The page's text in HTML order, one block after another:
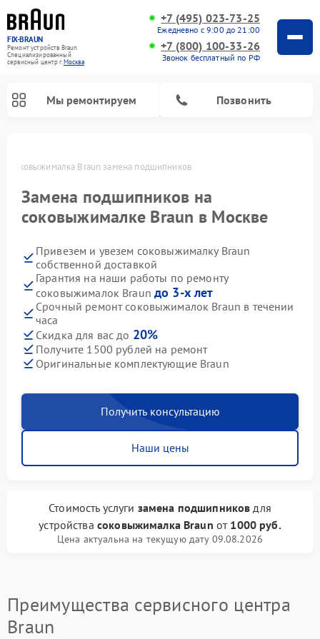
FIX-BRAUN
Ремонт устройств Braun
Специализированный
cервисный центр г.Москва
+7 (495) 023-73-25
Ежедневно с 9:00 до 21:00
+7 (800) 100-33-26
Звонок бесплатный по РФ
Мы ремонтируем Позвонить
Соковыжималка Braun замена подшипников
Замена подшипников на
соковыжималке Braun в Москве
Привезем и увезем соковыжималку Braun
собственной доставкой
Гарантия на наши работы по ремонту
соковыжималок Braunдо 3-х лет
Срочный ремонт соковыжималок Braun в течении
часа
Скидка для вас до 20%
Получите 1500 рублей на ремонт
Оригинальные комплектующие Braun
Получить консультацию
Наши цены
Стоимость услуги замена подшипников для
устройства соковыжималка Braun от 1000 руб.
Цена актуальна на текущую дату 09.08.2026
Преимущества сервисного центра
Braun